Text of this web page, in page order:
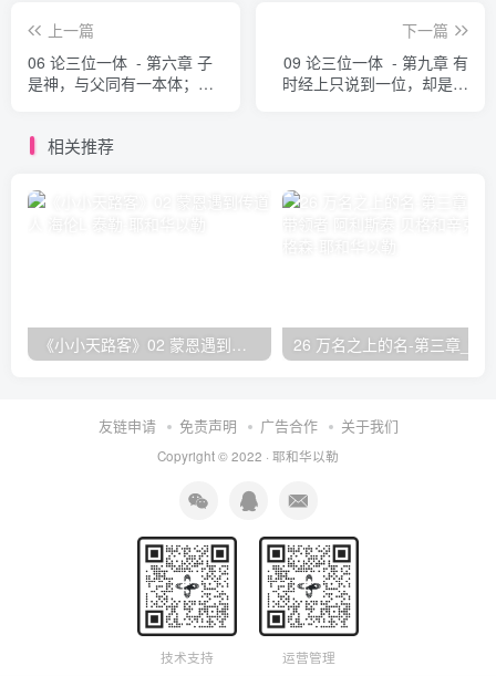
上一篇
06 论三位一体 - 第六章 子
是神，与父同有一本体；圣
下一篇
09 论三位一体 - 第九章 有
时经上只说到一位，却是指
相关推荐
《小小天路客》02 蒙恩遇到传道人 海伦L·泰勒
友链申请 免责声明 广告合作 关于我们
Copyright © 2022 · 耶和华以勒
技术支持 运营管理